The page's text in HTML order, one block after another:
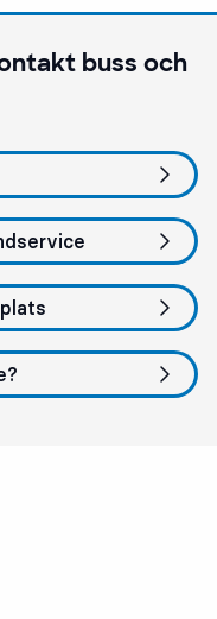
buss och